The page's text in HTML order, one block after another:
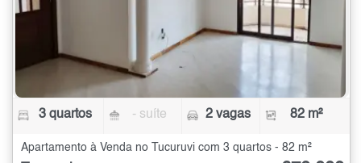
3 quartos - suíte 2 vagas 82 m²
Apartamento à Venda no Tucuruvi com 3 quartos - 82 m²